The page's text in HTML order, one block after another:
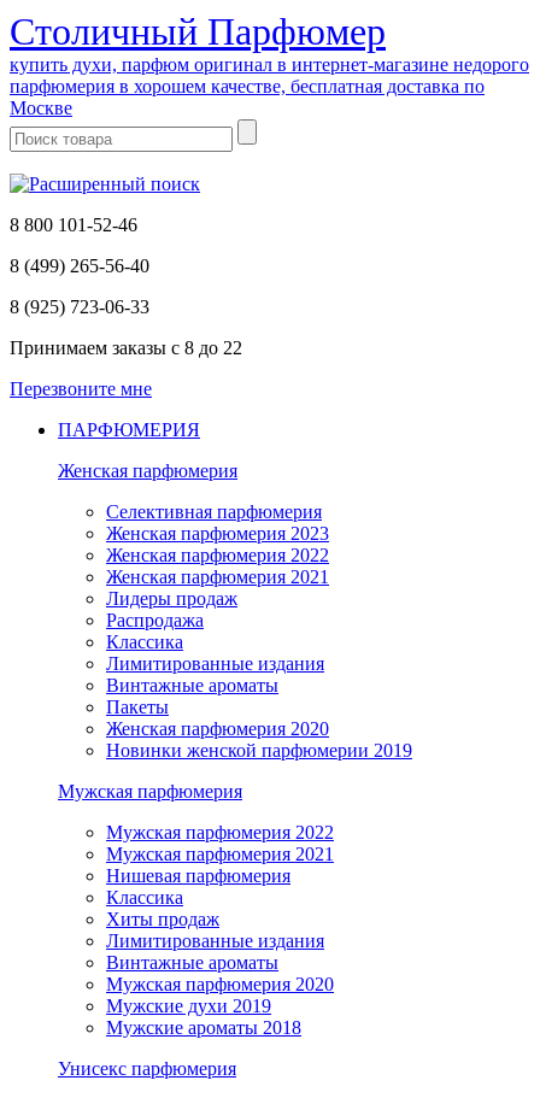
Cтоличный Парфюмер
купить духи, парфюм оригинал в интернет-магазине недорого
парфюмерия в хорошем качестве, бесплатная доставка по
Москве
8 800 101-52-46
8 (499) 265-56-40
8 (925) 723-06-33
Принимаем заказы с 8 до 22
Перезвоните мне
ПАРФЮМЕРИЯ
Женская парфюмерия
Селективная парфюмерия
Женская парфюмерия 2023
Женская парфюмерия 2022
Женская парфюмерия 2021
Лидеры продаж
Распродажа
Классика
Лимитированные издания
Винтажные ароматы
Пакеты
Женская парфюмерия 2020
Новинки женской парфюмерии 2019
Мужская парфюмерия
Мужская парфюмерия 2022
Мужская парфюмерия 2021
Нишевая парфюмерия
Классика
Хиты продаж
Лимитированные издания
Винтажные ароматы
Мужская парфюмерия 2020
Мужские духи 2019
Мужские ароматы 2018
Унисекс парфюмерия